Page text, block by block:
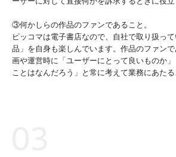
③何かしらの作品のファンであること。
ピッコマは電子書店なので、自社で取り扱っ
品」を自身も楽しんでいます。作品のファン
画や運営時に「ユーザーにとって良いものか
ことはなんだろう」と常に考えて業務にあたる